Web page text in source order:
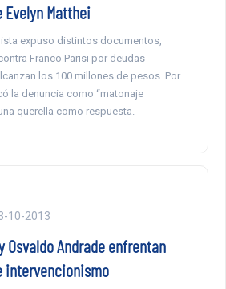
Matthei
expuso distintos documentos,
Franco Parisi por deudas
los 100 millones de pesos. Por
la denuncia como “matonaje
querella como respuesta.
10-2013
Osvaldo Andrade enfrentan
intervencionismo